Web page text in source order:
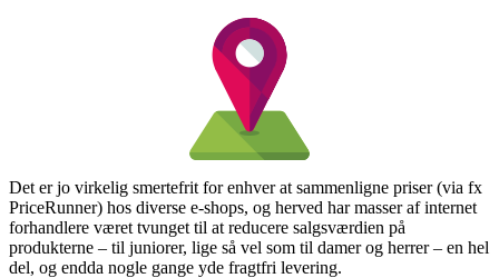
Det er jo virkelig smertefrit for enhver at sammenligne priser (via fx
PriceRunner) hos diverse e-shops, og herved har masser af internet
forhandlere været tvunget til at reducere salgsværdien på
produkterne – til juniorer, lige så vel som til damer og herrer – en hel
del, og endda nogle gange yde fragtfri levering.